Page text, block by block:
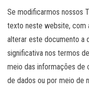
Se modificarmos nossos
texto neste website, com
alterar este documento a
significativa nos termos
meio das informações de
de dados ou por meio de